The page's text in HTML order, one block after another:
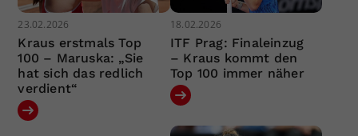
23.02.2026
Kraus erstmals Top
100 – Maruska: „Sie
hat sich das redlich
verdient“
18.02.2026
ITF Prag: Finaleinzug
– Kraus kommt den
Top 100 immer näher